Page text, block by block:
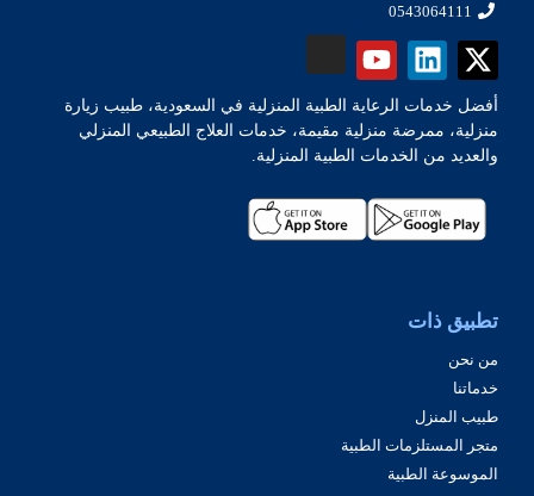
0543064111
أفضل خدمات الرعاية الطبية المنزلية في السعودية، طبيب زيارة
منزلية، ممرضة منزلية مقيمة، خدمات العلاج الطبيعي المنزلي
والعديد من الخدمات الطبية المنزلية.
تطبيق ذات
من نحن
خدماتنا
طبيب المنزل
متجر المستلزمات الطبية
الموسوعة الطبية